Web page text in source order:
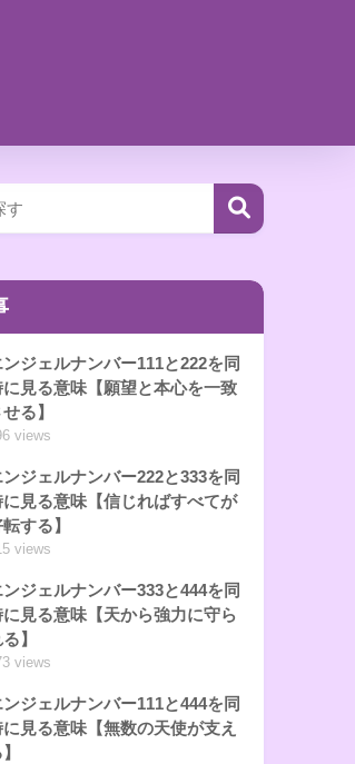
ンジェルナンバー111と222を同
に見る意味【願望と本心を一致
る】
views
ンジェルナンバー222と333を同
に見る意味【信じればすべてが
する】
views
ンジェルナンバー333と444を同
に見る意味【天から強力に守ら
】
views
ンジェルナンバー111と444を同
に見る意味【無数の天使が支え